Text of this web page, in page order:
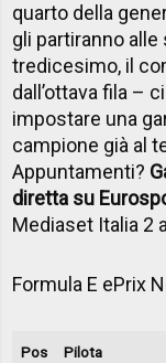
quarto della
gli partiranno
tredicesimo, il
dall’ottava fila –
impostare una
campione già al
Appuntamenti?
diretta su
Mediaset Italia 2
Formula E ePrix
Pos Pilota